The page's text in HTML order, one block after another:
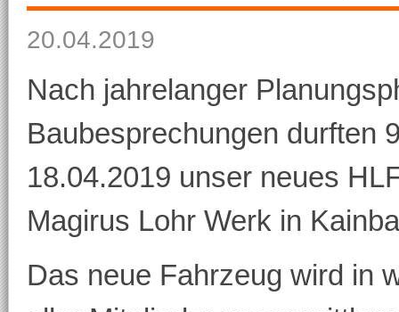
20.04.2019
Nach jahrelanger
Baubesprechungen durften
18.04.2019 unser neues
Magirus Lohr Werk in
Das neue Fahrzeug wird in